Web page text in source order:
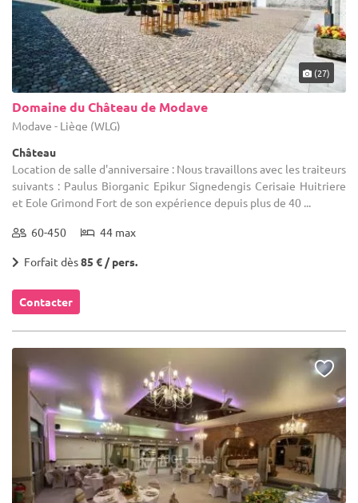
(27)
Domaine du Château de Modave
Modave - Liège (WLG)
Château
Location de salle d'anniversaire : Nous travaillons avec les traiteurs
suivants : Paulus Biorganic Epikur Signedengis Cerisaie Huitriere
et Eole Grimond Fort de son expérience depuis plus de 40 ...
60-450 44 max
Forfait dès85 € / pers.
Contacter